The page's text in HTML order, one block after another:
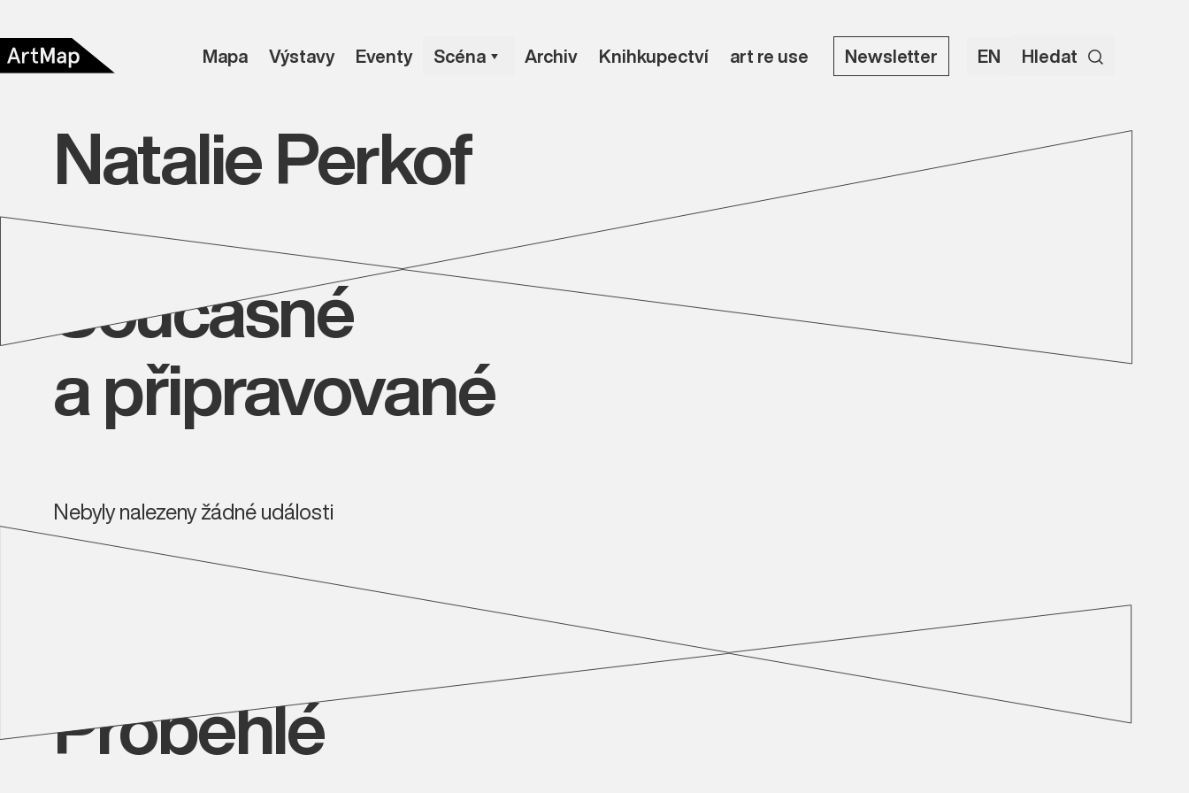
Mapa Výstavy Eventy Scéna Archiv Knihkupectví art re use Newsletter EN Hledat
Natalie Perkof
Současné
a připravované
Nebyly nalezeny žádné události
Proběhlé